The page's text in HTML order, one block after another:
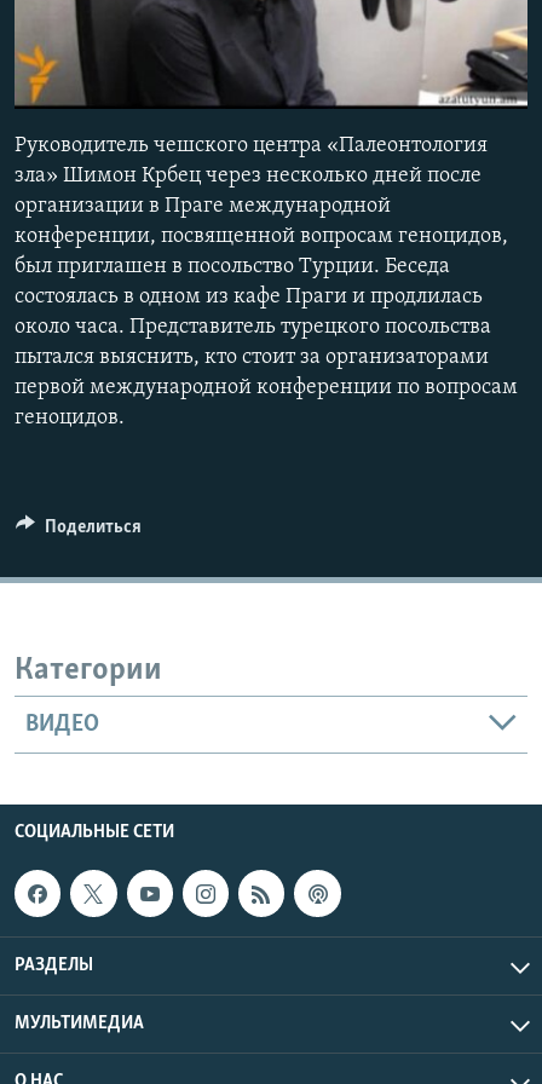
Հայերեն
English
Все сайты Радио Азатутюн
EMBED
Руководитель чешского центра «Палеонтология
зла» Шимон Крбец через несколько дней после
организации в Праге международной
конференции, посвященной вопросам геноцидов,
был приглашен в посольство Турции. Беседа
состоялась в одном из кафе Праги и продлилась
около часа. Представитель турецкого посольства
пытался выяснить, кто стоит за организаторами
первой международной конференции по вопросам
геноцидов.
Поделиться
Категории
ВИДЕО
СОЦИАЛЬНЫЕ СЕТИ
РАЗДЕЛЫ
МУЛЬТИМЕДИА